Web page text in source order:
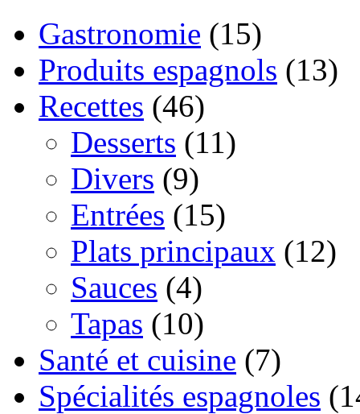
Gastronomie (15)
Produits espagnols (13)
Recettes (46)
Desserts (11)
Divers (9)
Entrées (15)
Plats principaux (12)
Sauces (4)
Tapas (10)
Santé et cuisine (7)
Spécialités espagnoles